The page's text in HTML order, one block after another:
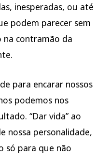
inesperadas, ou até
podem parecer sem
na contramão da
para encarar nossos
podemos nos
“Dar vida” ao
nossa personalidade,
só para que não